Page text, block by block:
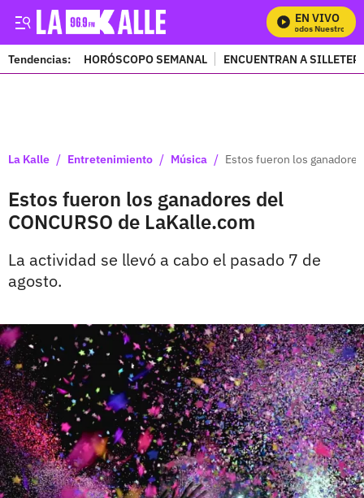
EN VIVO
Mira Todos Nuestros
Tendencias: HORÓSCOPO SEMANAL ENCUENTRAN A
La Kalle / Entretenimiento / Música / Estos fueron los
Estos fueron los ganadores del
CONCURSO de LaKalle.com
La actividad se llevó a cabo el pasado 7 de
agosto.